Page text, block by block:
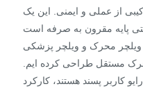
از عملی و ایمنی. این یک
ویلچر محرک و ویلچر پزشکی
مستقل طراحی کرده ایم.
کاربر پسند هستند، کارکرد